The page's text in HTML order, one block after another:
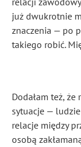
już dwukrotnie
znaczenia — po
takiego robić.
Dodałam też,
sytuacje —
relacje między
osobą